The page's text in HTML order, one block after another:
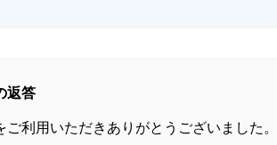
返答
ご利用いただきありがとうございました。